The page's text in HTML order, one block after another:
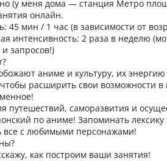
(у меня дома — станция Метро
онлайн.
45 мин / 1 час (в зависимости от
интенсивность: 2 раза в неделю
запросов!)
аниме и культуру, их
расширить свои возможности
путешествий, саморазвития и
по аниме! Запоминать
все с любимыми персонажами!
как построим ваши занятия!